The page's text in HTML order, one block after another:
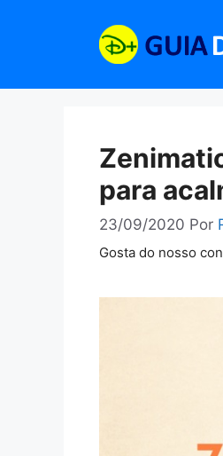
para
23/09/2020 Por
Gosta do nosso